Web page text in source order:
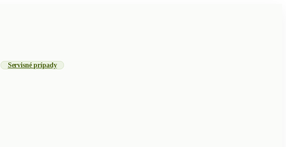
Servisné prípady